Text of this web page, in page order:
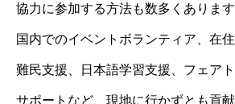
協力に参加する方法も数多くあります
国内でのイベントボランティア、在
難民支援、日本語学習支援、フェア
サポートなど、現地に行かずとも貢